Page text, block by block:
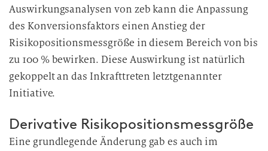
Auswirkungsanalysen von zeb kann die Anpassung
des Konversionsfaktors einen Anstieg der
Risikopositionsmessgröße in diesem Bereich von bis
zu 100 % bewirken. Diese Auswirkung ist natürlich
gekoppelt an das Inkrafttreten letztgenannter
Initiative.
Derivative Risikopositionsmessgröße
Eine grundlegende Änderung gab es auch im